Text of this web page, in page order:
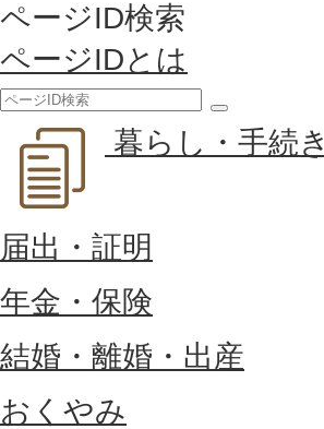
ページID検索
ページIDとは
索
暮らし・手続き
届出・証明
年金・保険
結婚・離婚・出産
おくやみ